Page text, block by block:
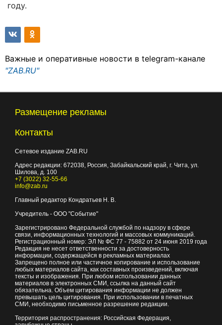
году.
Важные и оперативные новости в telegram-канале
"ZAB.RU"
Размещение рекламы
Контакты
Сетевое издание ZAB.RU
Адрес редакции: 672038 , Россия, Забайкальский край, г. Чита ул.
Шилова, д. 100
+7 (3022) 32-55-66
info@zab.ru
Главный редактор Кондратьев Н. В.
Учредитель - ООО "Событие"
Зарегистрировано Федеральной службой по надзору в сфере
связи, информационных технологий и массовых коммуникаций.
Регистрационный номер: ЭЛ № ФС 77 - 75882 от 24 июня 2019 года
Редакция не несет ответственности за достоверность
информации, содержащейся в рекламных материалах
Запрещено полное или частичное копирование и использование
любых материалов сайта, как составных произведений, включая
тексты и изображения. При любом использовании данных
материалов в электронных СМИ, ссылка на данный сайт
обязательна. Объем цитирования информации не должен
превышать цель цитирования. При использовании в печатных
СМИ, необходимо письменное разрешение редакции.
Территория распространения: Российская Федерация,